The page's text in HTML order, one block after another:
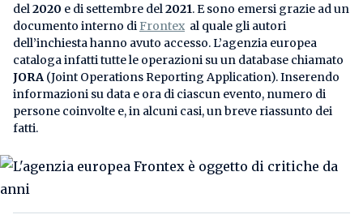
del2020 e di settembre del2021. E sono emersi grazie ad un
documento interno di Frontex al quale gli autori
dell’inchiesta hanno avuto accesso. L’agenzia europea
cataloga infatti tutte le operazioni su un database chiamato
JORA (Joint Operations Reporting Application). Inserendo
informazioni su data e ora di ciascun evento, numero di
persone coinvolte e, in alcuni casi, un breve riassunto dei
fatti.